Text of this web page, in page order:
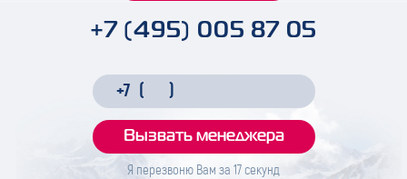
+7 (495) 005 87 05
Я перезвоню Вам за 17секунд